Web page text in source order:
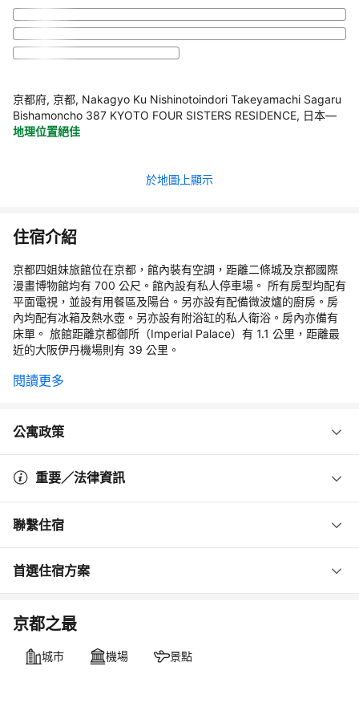
京都府, 京都, Nakagyo Ku Nishinotoindori Takeyamachi Sagaru
Bishamoncho 387 KYOTO FOUR SISTERS RESIDENCE, 日本—
地理位置絕佳
於地圖上顯示
住宿介紹
京都四姐妹旅館位在京都，館內裝有空調，距離二條城及京都國際
漫畫博物館均有 700 公尺。館內設有私人停車場。 所有房型均配有
平面電視，並設有用餐區及陽台。另亦設有配備微波爐的廚房。房
內均配有冰箱及熱水壺。另亦設有附浴缸的私人衛浴。房內亦備有
床單。 旅館距離京都御所（Imperial Palace）有 1.1 公里，距離最
近的大阪伊丹機場則有 39 公里。
閱讀更多
公寓政策
重要／法律資訊
聯繫住宿
首選住宿方案
京都之最
城市 機場 景點